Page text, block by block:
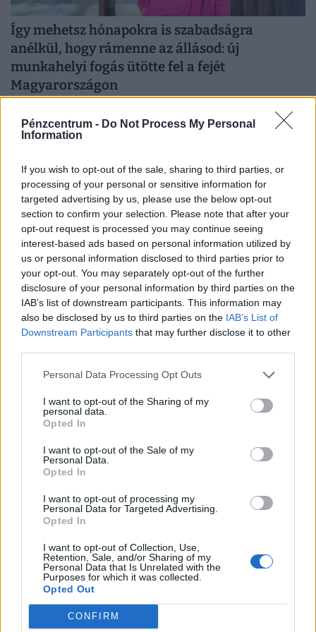
Pénzcentrum - Do Not Process My Personal
Information
If you wish to opt-out of the sale, sharing to third parties, or
processing of your personal or sensitive information for
targeted advertising by us, please use the below opt-out
section to confirm your selection. Please note that after your
opt-out request is processed you may continue seeing
interest-based ads based on personal information utilized by
us or personal information disclosed to third parties prior to
your opt-out. You may separately opt-out of the further
disclosure of your personal information by third parties on the
IAB’s list of downstream participants. This information may
also be disclosed by us to third parties on the IAB’s List of
Downstream Participants that may further disclose it to other
Personal Data Processing Opt Outs
I want to opt-out of the Sharing of my
personal data.
Opted In
I want to opt-out of the Sale of my
Personal Data.
Opted In
I want to opt-out of processing my
Personal Data for Targeted Advertising.
Opted In
I want to opt-out of Collection, Use,
Retention, Sale, and/or Sharing of my
Personal Data that Is Unrelated with the
Purposes for which it was collected.
Opted Out
CONFIRM
Így mehetsz hónapokra is szabadságra
anélkül, hogy rámenne az állásod: új
munkahelyi fogás ütötte fel a fejét
Magyarországon
Egy jól időzített és megtervezett karrierszünet nemcsak a
vezetőt, hanem a vállalkozást is új pályára állíthatja.
Kegyetlen hetek várnak a dolgozó
magyarokra: életveszélyes csapdát rejt ez az
időszak
komoly fizikai és mentális terhet jelenthet a dolgozók
számára.
Időzített bomba ketyeg a magyar